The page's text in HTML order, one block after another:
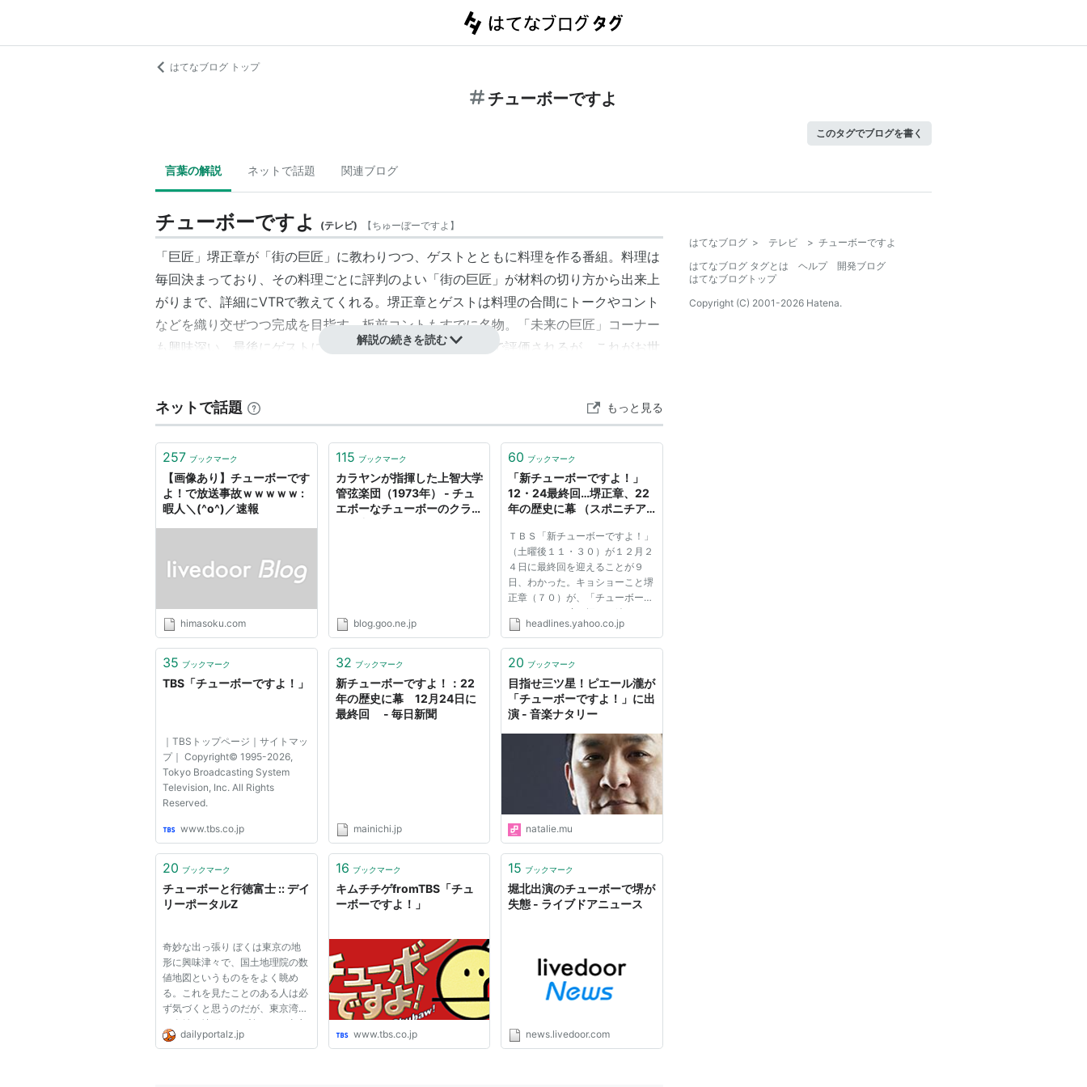
はてなブログ トップ
チューボーですよ
このタグでブログを書く
言葉の解説 ネットで話題 関連ブログ
チューボーですよ (テレビ) 【ちゅーぼーですよ 】
「巨匠」堺正章が「街の巨匠」に教わりつつ、ゲストとともに料理を作る番組。料理は
毎回決まっており、その料理ごとに評判のよい「街の巨匠」が材料の切り方から出来上
がりまで、詳細にVTRで教えてくれる。堺正章とゲストは料理の合間にトークやコント
などを織り交ぜつつ完成を目指す。板前コントもすでに名物。「未来の巨匠」コーナー
も興味深い。最後にゲストによる料理の評価が最高三ツ星で評価されるが、これがお世
ウンサー、四代目は小林麻耶アナウンサー、五代目は枡田絵理奈アナウンサー。TBSテ
解説の続きを読む
ネットで話題 もっと見る
257 ブックマーク
【画像あり】チューボーです
よ！で放送事故ｗｗｗｗｗ :
暇人＼(^o^)／速報
himasoku.com
115 ブックマーク
カラヤンが指揮した上智大学
管弦楽団（1973年） - チュ
エボーなチューボーのクラシ
blog.goo.ne.jp
60 ブックマーク
「新チューボーですよ！」
12・24最終回…堺正章、22
年の歴史に幕 （スポニチア
ス
ＴＢＳ「新チューボーですよ！」
（土曜後１１・３０）が１２月２
４日に最終回を迎えることが９
日、わかった。キョショーこと堺
正章（７０）が、「チューボーで
すよ！」から腕を振るい続けて２
２年。クリスマスイブに幕を閉じ
ューボーですよ！」アシスタン
美...
headlines.yahoo.co.jp
35 ブックマーク
TBS「チューボーですよ！」
｜TBSトップページ｜サイトマッ
プ｜ Copyright© 1995-2026,
Tokyo Broadcasting System
Television, Inc. All Rights
Reserved.
www.tbs.co.jp
32 ブックマーク
新チューボーですよ！：22
年の歴史に幕 12月24日に
最終回 - 毎日新聞
mainichi.jp
20 ブックマーク
目指せ三ツ星！ピエール瀧が
「チューボーですよ！」に出
演 - 音楽ナタリー
natalie.mu
20 ブックマーク
チューボーと行徳富士 :: デイ
リーポータルZ
奇妙な出っ張り ぼくは東京の地
形に興味津々で、国土地理院の数
値地図というものををよく眺め
る。これを見たことのある人は必
ず気づくと思うのだが、東京湾岸
に奇妙な地形が2か所ある。 東京
の隅田川、荒川、江戸川の河口あ
dailyportalz.jp
16 ブックマーク
キムチチゲfromTBS「チュ
ーボーですよ！」
www.tbs.co.jp
15 ブックマーク
堀北出演のチューボーで堺が
失態 - ライブドアニュース
news.livedoor.com
はてなブログ > テレビ > チューボーですよ
はてなブログ タグとは
ヘルプ
開発ブログ
はてなブログトップ
Copyright (C) 2001-2026 Hatena.